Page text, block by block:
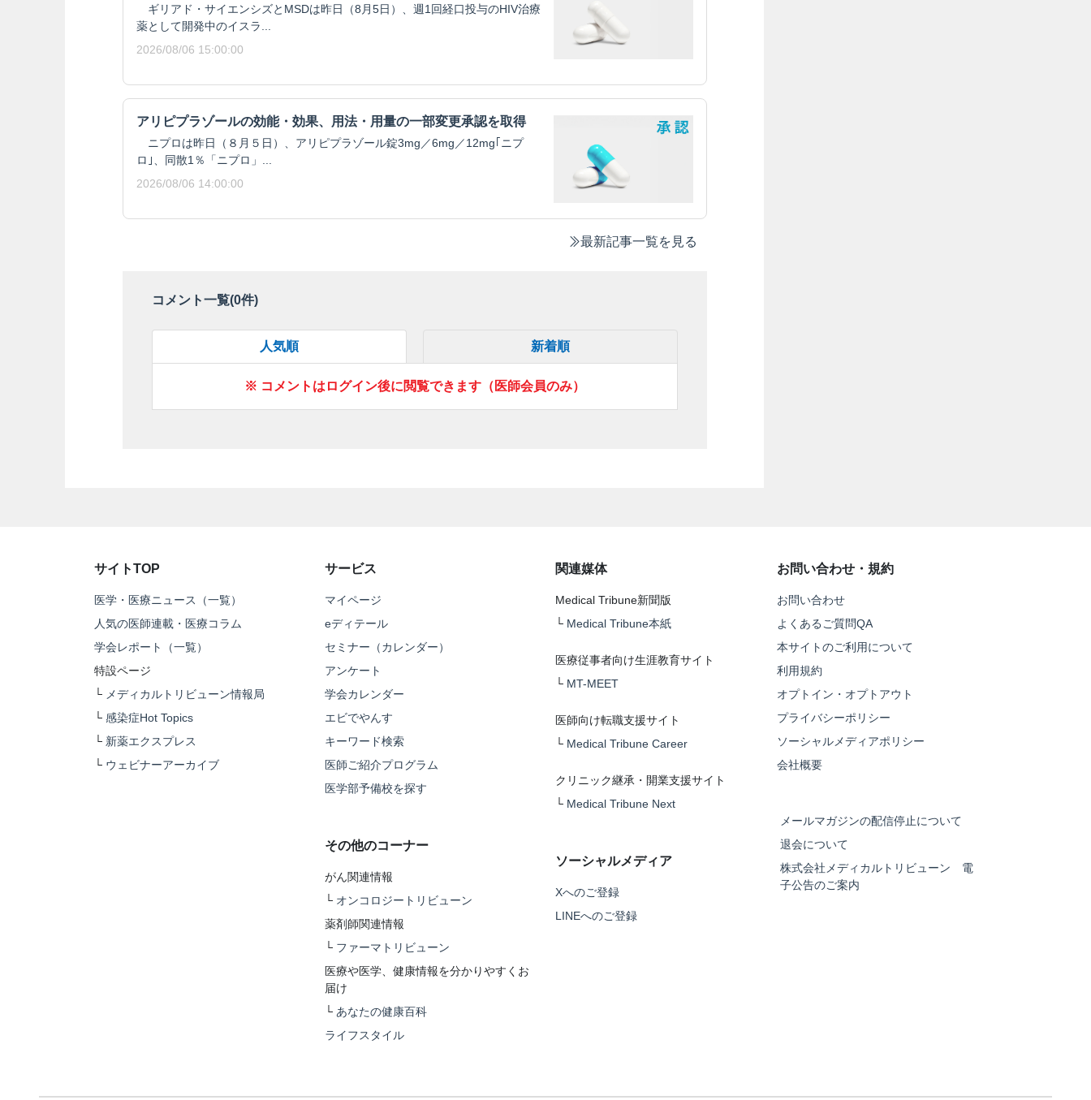
ギリアド・サイエンシズとMSDは昨日（8月5日）、週1回経口投与のHIV治療
薬として開発中のイスラ...
2026/08/06 15:00:00
アリピプラゾールの効能・効果、用法・用量の一部変更承認を取得
ニプロは昨日（８月５日）、アリピプラゾール錠3mg／6mg／12mg｢ニプ
ロ｣、同散1％「ニプロ」...
2026/08/06 14:00:00
最新記事一覧を見る
コメント一覧(0件)
人気順 新着順
※ コメントはログイン後に閲覧できます（医師会員のみ）
サイトTOP
医学・医療ニュース（一覧）
人気の医師連載・医療コラム
学会レポート（一覧）
特設ページ
└ メディカルトリビューン情報局
└ 感染症Hot Topics
└ 新薬エクスプレス
└ ウェビナーアーカイブ
サービス
マイページ
eディテール
セミナー（カレンダー）
アンケート
学会カレンダー
エビでやんす
キーワード検索
医師ご紹介プログラム
医学部予備校を探す
その他のコーナー
がん関連情報
└ オンコロジートリビューン
薬剤師関連情報
└ ファーマトリビューン
医療や医学、健康情報を分かりやすくお
届け
└ あなたの健康百科
ライフスタイル
関連媒体
Medical Tribune新聞版
└ Medical Tribune本紙
医療従事者向け生涯教育サイト
└ MT-MEET
医師向け転職支援サイト
└ Medical Tribune Career
クリニック継承・開業支援サイト
└ Medical Tribune Next
ソーシャルメディア
Xへのご登録
LINEへのご登録
お問い合わせ・規約
お問い合わせ
よくあるご質問QA
本サイトのご利用について
利用規約
オプトイン・オプトアウト
プライバシーポリシー
ソーシャルメディアポリシー
会社概要
メールマガジンの配信停止について
退会について
株式会社メディカルトリビューン 電
子公告のご案内